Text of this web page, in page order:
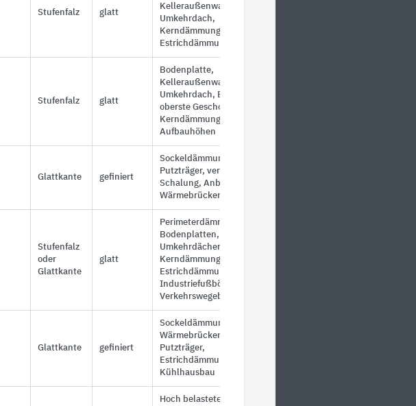
Stufenfalz glatt
Kelleraußenwand,
Umkehrdach,
Kerndämmung,
Estrichdämmung
Stufenfalz glatt
Bodenplatte,
Kelleraußenwand,
Umkehrdach, Estrich,
oberste Geschossdecke,
Kerndämmung; geringe
Aufbauhöhen
Glattkante gefiniert
Sockeldämmung,
Putzträger, verlorene
Schalung, Anbetonieren,
Wärmebrückendämmung
Stufenfalz
oder
Glattkante
glatt
Perimeterdämmung,
Bodenplatten,
Umkehrdächer,
Kerndämmung,
Estrichdämmung,
Industriefußböden,
Verkehrswegebau
Glattkante gefiniert
Sockeldämmung,
Wärmebrückendämmung,
Putzträger,
Estrichdämmung,
Kühlhausbau
Hoch belastete